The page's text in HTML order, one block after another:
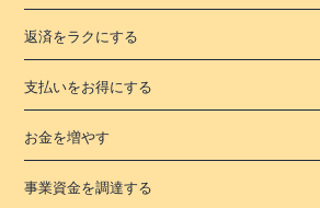
返済をラクにする
支払いをお得にする
お金を増やす
事業資金を調達する